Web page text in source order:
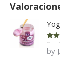
Rated
of 5
by